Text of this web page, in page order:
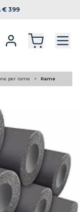
€ 399
per rame Rame